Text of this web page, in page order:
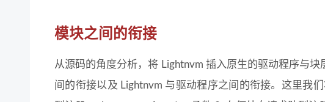
模块之间的衔接
从源码的角度分析，将 Lightnvm 插入原生的驱动程序与
间的衔接以及 Lightnvm 与驱动程序之间的衔接。这里我